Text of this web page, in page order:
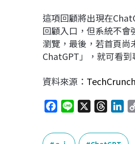
這項回顧將出現在
回顧入口，但系統不
瀏覽，最後，若首頁
ChatGPT」，就可看到
資料來源： TechCrunch
c
r
n